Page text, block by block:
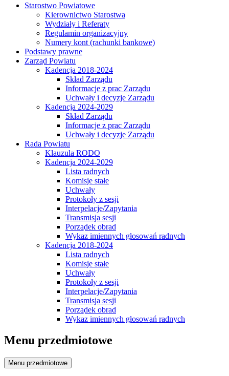
Starostwo Powiatowe
Kierownictwo Starostwa
Wydziały i Referaty
Regulamin organizacyjny
Numery kont (rachunki bankowe)
Podstawy prawne
Zarząd Powiatu
Kadencja 2018-2024
Skład Zarządu
Informacje z prac Zarządu
Uchwały i decyzje Zarządu
Kadencja 2024-2029
Skład Zarządu
Informacje z prac Zarządu
Uchwały i decyzje Zarządu
Rada Powiatu
Klauzula RODO
Kadencja 2024-2029
Lista radnych
Komisje stałe
Uchwały
Protokoły z sesji
Interpelacje/Zapytania
Transmisja sesji
Porządek obrad
Wykaz imiennych głosowań radnych
Kadencja 2018-2024
Lista radnych
Komisje stałe
Uchwały
Protokoły z sesji
Interpelacje/Zapytania
Transmisja sesji
Porządek obrad
Wykaz imiennych głosowań radnych
Menu przedmiotowe
Menu przedmiotowe